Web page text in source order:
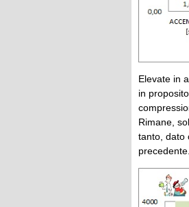
Elevate in
in
Rimane,
tanto, dato
precedente.